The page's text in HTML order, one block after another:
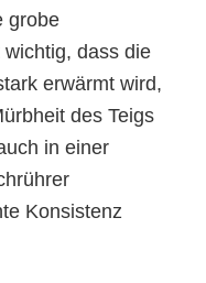
grobe
dass die
erwärmt wird,
des Teigs
in einer
Konsistenz